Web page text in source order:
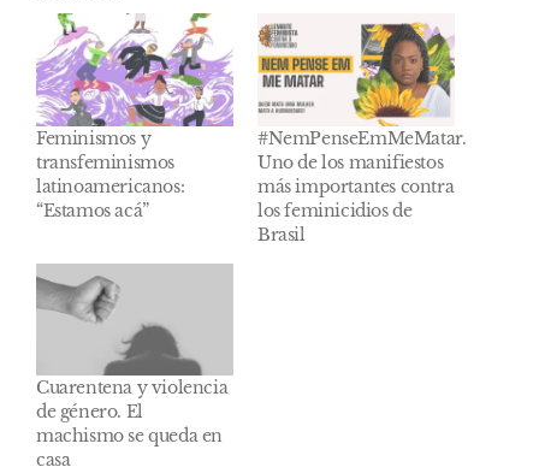
Feminismos y
transfeminismos
latinoamericanos:
“Estamos acá”
#NemPenseEmMeMatar.
Uno de los manifiestos
más importantes contra
los feminicidios de
Brasil
Cuarentena y violencia
de género. El
machismo se queda en
casa